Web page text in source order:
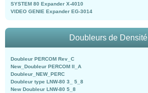
SYSTEM 80 Expander X-4010
VIDEO GENIE Expander EG-3014
Doubleurs de Densité
Doubleur PERCOM Rev_C
New_Doubleur PERCOM II_A
Doubleur_NEW_PERC
Doubleur type LNW-80 3_ 5_8
New Doubleur LNW-80 5_8